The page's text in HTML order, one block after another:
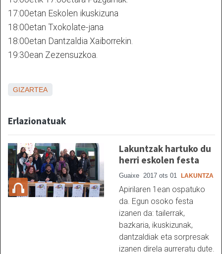
17:00etan Eskolen ikuskizuna
18:00etan Txokolate-jana
18:00etan Dantzaldia Xaiborrekin.
19:30ean Zezensuzkoa.
GIZARTEA
Erlazionatuak
Lakuntzak hartuko du
herri eskolen festa
Guaixe 2017 ots 01 LAKUNTZA
Apirilaren 1ean ospatuko
da. Egun osoko festa
izanen da: tailerrak,
bazkaria, ikuskizunak,
dantzaldiak eta sorpresak
izanen direla aurreratu dute.